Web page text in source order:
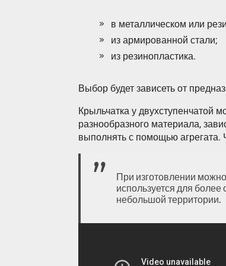
в металлическом или
из армированной стали;
из резинопластика.
Выбор будет зависеть от
Крыльчатка у двухступенчатой
разнообразного материала,
выполнять с помощью агрегата.
При изготовлении
используется для
небольшой территории.